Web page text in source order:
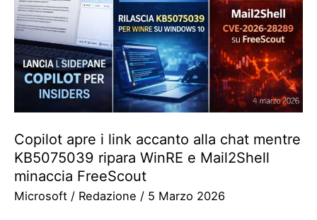
Copilot apre i link accanto alla chat mentre
KB5075039 ripara WinRE e Mail2Shell
minaccia FreeScout
Microsoft / Redazione / 5 Marzo 2026